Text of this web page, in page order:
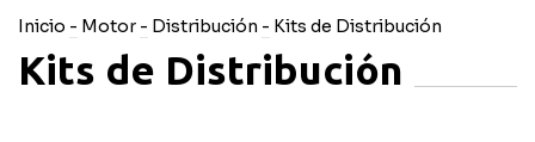
Inicio - Motor - Distribución - Kits de Distribución
Kits de Distribución